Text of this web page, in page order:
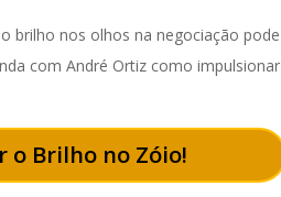
brilho nos olhos na negociação pode
com André Ortiz como impulsionar
o Brilho no Zóio!